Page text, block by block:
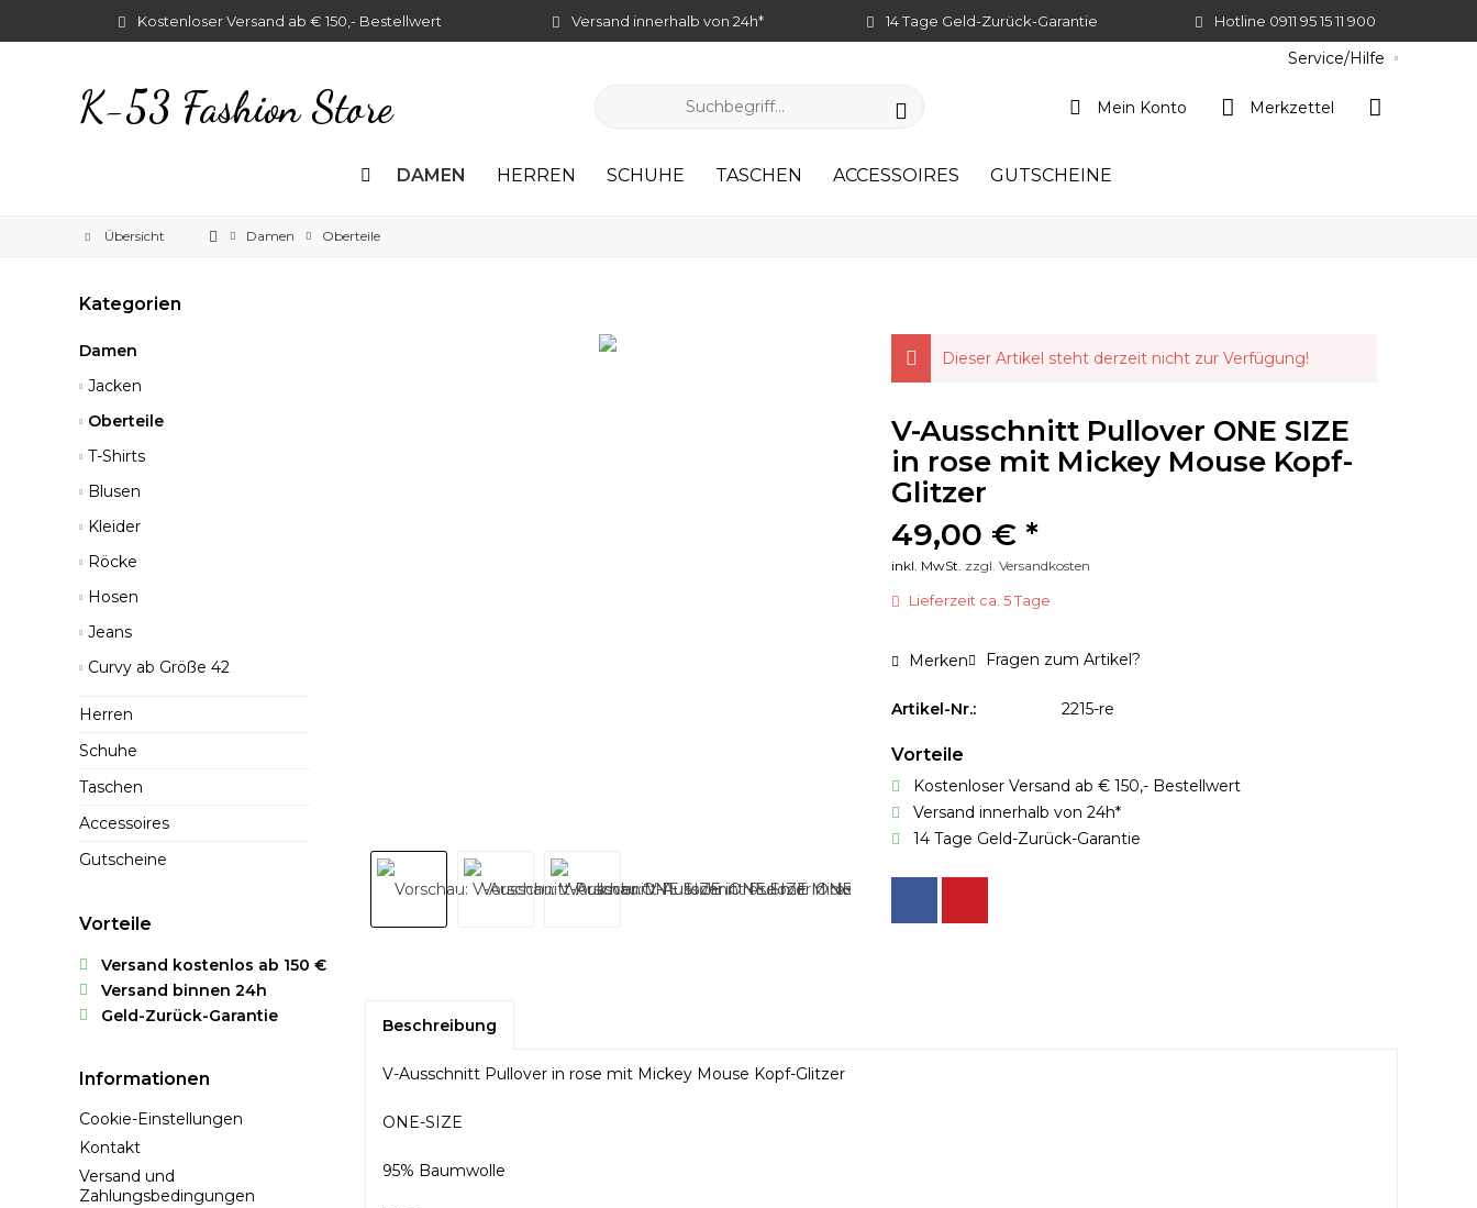
Kostenloser Versand ab € 150,- Bestellwert Versand innerhalb von 24h* 14 Tage Geld-Zurück-Garantie Hotline 0911 95 15 11 900
Service/Hilfe
K-53 Fashion Store Merkzettel
Mein Konto
DAMEN HERREN SCHUHE TASCHEN ACCESSOIRES GUTSCHEINE
Übersicht Damen Oberteile
Kategorien
Damen
Jacken
Oberteile
T-Shirts
Blusen
Kleider
Röcke
Hosen
Jeans
Curvy ab Größe 42
Herren
Schuhe
Taschen
Accessoires
Gutscheine
Vorteile
Versand kostenlos ab 150 €
Versand binnen 24h
Geld-Zurück-Garantie
Informationen
Cookie-Einstellungen
Kontakt
Versand und
Zahlungsbedingungen
Dieser Artikel steht derzeit nicht zur Verfügung!
V-Ausschnitt Pullover ONE SIZE
in rose mit Mickey Mouse Kopf-
Glitzer
49,00 € *
inkl. MwSt. zzgl. Versandkosten
Lieferzeit ca. 5 Tage
Merken Fragen zum Artikel?
Artikel-Nr.: 2215-re
Vorteile
Kostenloser Versand ab € 150,- Bestellwert
Versand innerhalb von 24h*
14 Tage Geld-Zurück-Garantie
Beschreibung
V-Ausschnitt Pullover in rose mit Mickey Mouse Kopf-Glitzer
ONE-SIZE
95% Baumwolle